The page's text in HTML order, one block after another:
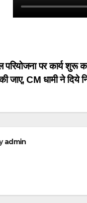
पर कार्य शुरू
जाए, CM धामी ने दिये
admin